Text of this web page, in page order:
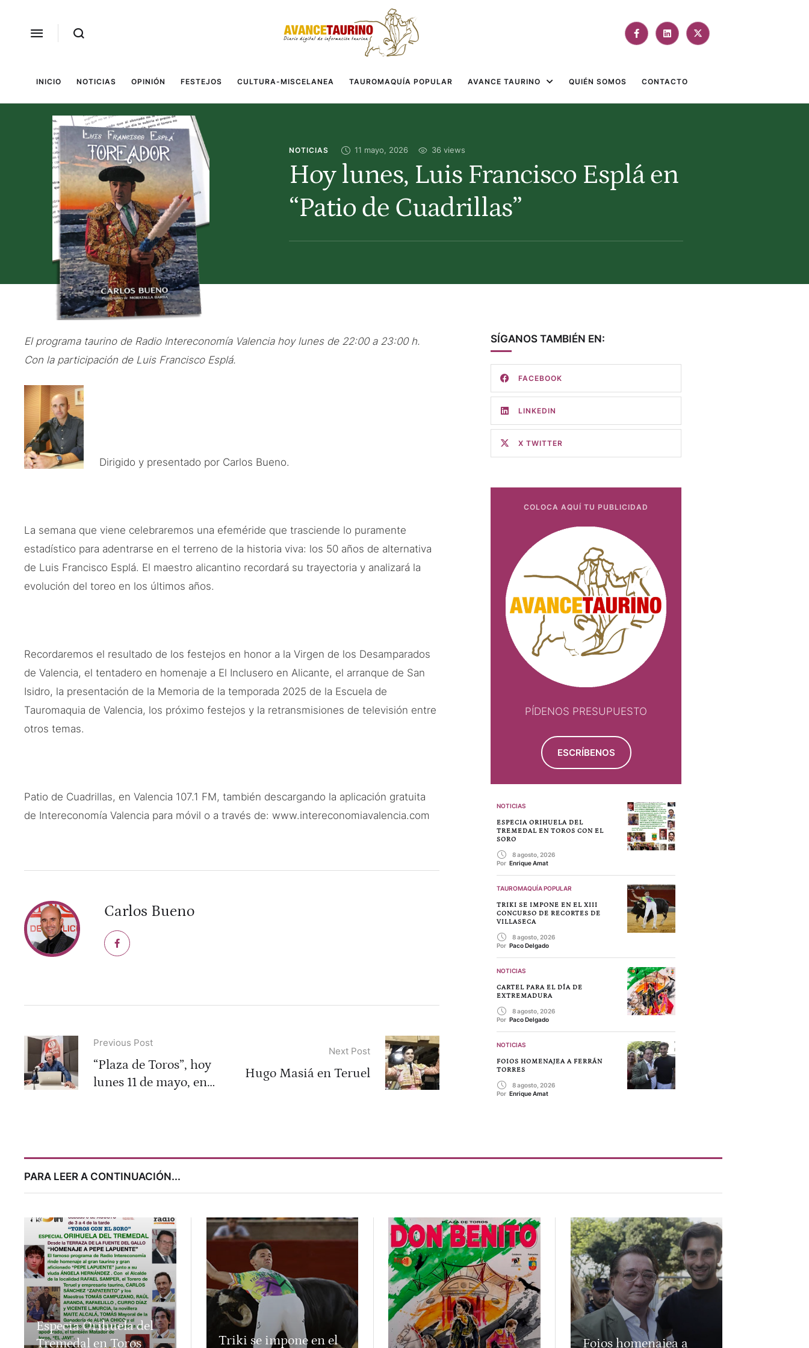
INICIO NOTICIAS OPINIÓN FESTEJOS CULTURA-MISCELANEA TAUROMAQUÍA POPULAR AVANCE TAURINO QUIÉN SOMOS CONTACTO
NOTICIAS 11 mayo, 2026 36 views
Hoy lunes, Luis Francisco Esplá en
“Patio de Cuadrillas”
El programa taurino de Radio Intereconomía Valencia hoy lunes de 22:00 a 23:00 h.
Con la participación de Luis Francisco Esplá.
Dirigido y presentado por Carlos Bueno.
La semana que viene celebraremos una efeméride que trasciende lo puramente
estadístico para adentrarse en el terreno de la historia viva: los 50 años de alternativa
de Luis Francisco Esplá. El maestro alicantino recordará su trayectoria y analizará la
evolución del toreo en los últimos años.
Recordaremos el resultado de los festejos en honor a la Virgen de los Desamparados
de Valencia, el tentadero en homenaje a El Inclusero en Alicante, el arranque de San
Isidro, la presentación de la Memoria de la temporada 2025 de la Escuela de
Tauromaquia de Valencia, los próximo festejos y la retransmisiones de televisión entre
otros temas.
Patio de Cuadrillas, en Valencia 107.1 FM, también descargando la aplicación gratuita
de Intereconomía Valencia para móvil o a través de: www.intereconomiavalencia.com
Carlos Bueno
Previous Post
“Plaza de Toros”, hoy
lunes 11 de mayo, en
Next Post
Hugo Masiá en Teruel
SÍGANOS TAMBIÉN EN:
FACEBOOK
LINKEDIN
X TWITTER
COLOCA AQUÍ TU PUBLICIDAD
PÍDENOS PRESUPUESTO
ESCRÍBENOS
NOTICIAS
ESPECIA ORIHUELA DEL
TREMEDAL EN TOROS CON EL
SORO
8 agosto, 2026
Por Enrique Amat
TAUROMAQUÍA POPULAR
TRIKI SE IMPONE EN EL XIII
CONCURSO DE RECORTES DE
VILLASECA
8 agosto, 2026
Por Paco Delgado
NOTICIAS
CARTEL PARA EL DÍA DE
EXTREMADURA
8 agosto, 2026
Por Paco Delgado
NOTICIAS
FOIOS HOMENAJEA A FERRÁN
TORRES
8 agosto, 2026
Por Enrique Amat
PARA LEER A CONTINUACIÓN...
Especia Orihuela del
Tremedal en Toros
Triki se impone en el Foios homenajea a